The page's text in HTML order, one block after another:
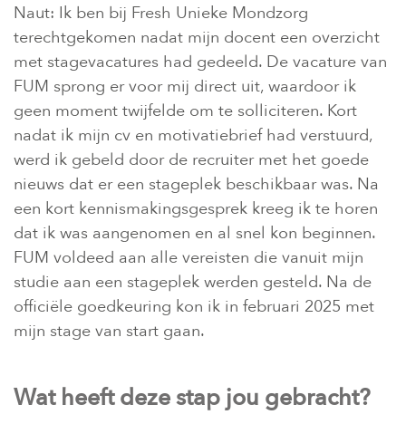
Naut: Ik ben bij Fresh Unieke Mondzorg
terechtgekomen nadat mijn docent een overzicht
met stagevacatures had gedeeld. De vacature van
FUM sprong er voor mij direct uit, waardoor ik
geen moment twijfelde om te solliciteren. Kort
nadat ik mijn cv en motivatiebrief had verstuurd,
werd ik gebeld door de recruiter met het goede
nieuws dat er een stageplek beschikbaar was. Na
een kort kennismakingsgesprek kreeg ik te horen
dat ik was aangenomen en al snel kon beginnen.
FUM voldeed aan alle vereisten die vanuit mijn
studie aan een stageplek werden gesteld. Na de
officiële goedkeuring kon ik in februari 2025 met
mijn stage van start gaan.
Wat heeft deze stap jou gebracht?